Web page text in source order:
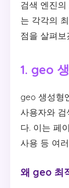
검색 엔진
는 각각의
점을 살펴보
1. geo
geo 생성형
사용자와
다. 이는 페
사용 등 여
왜 geo 최